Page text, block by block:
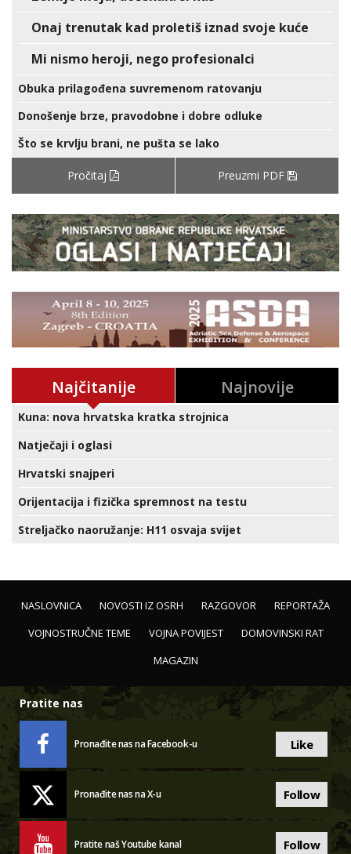
Onaj trenutak kad proletiš iznad svoje kuće
Mi nismo heroji, nego profesionalci
Obuka prilagođena suvremenom ratovanju
Donošenje brze, pravodobne i dobre odluke
Što se krvlju brani, ne pušta se lako
Pročitaj Preuzmi PDF
Najčitanije Najnovije
Kuna: nova hrvatska kratka strojnica
Natječaji i oglasi
Hrvatski snajperi
Orijentacija i fizička spremnost na testu
Streljačko naoružanje: H11 osvaja svijet
NASLOVNICA NOVOSTI IZ OSRH RAZGOVOR
REPORTAŽA
VOJNOSTRUČNE TEME
VOJNA POVIJEST
DOMOVINSKI RAT
MAGAZIN
Pratite nas
Pronađite nas na Facebook-u Like
Pronađite nas na X-u Follow
Pratite naš Youtube kanal Follow